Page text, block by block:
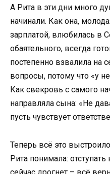
А Рита в эти дни много
начинали. Как она,
зарплатой, влюбилась в
обаятельного, всегда
постепенно взвалила на
вопросы, потому что «у
Как свекровь с самого
направляла сына: «Не
пусть чувствует
Теперь всё это
Рита понимала:
сейчас дрогнет – всё